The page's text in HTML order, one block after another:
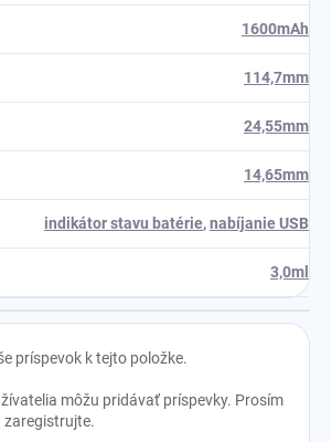
1600mAh
114,7mm
24,55mm
14,65mm
indikátor stavu batérie,nabíjanie USB
3,0ml
príspevok k tejto položke.
môžu pridávať príspevky. Prosím
zaregistrujte.